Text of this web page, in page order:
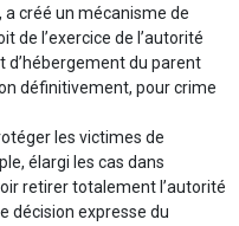
a créé un mécanisme de
de l’exercice de l’autorité
d’hébergement du parent
définitivement, pour crime
les victimes de
élargi les cas dans
retirer totalement l’autorité
décision expresse du